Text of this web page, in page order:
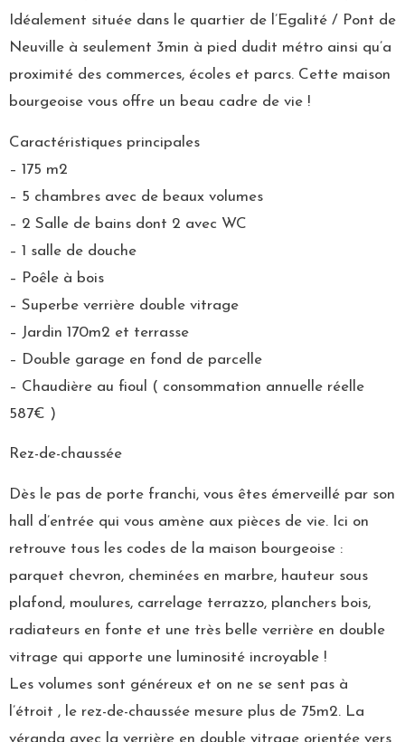
Idéalement située dans le quartier de l’Egalité / Pont de
Neuville à seulement 3min à pied dudit métro ainsi qu’a
proximité des commerces, écoles et parcs. Cette maison
bourgeoise vous offre un beau cadre de vie !
Caractéristiques principales
– 175 m2
– 5 chambres avec de beaux volumes
– 2 Salle de bains dont 2 avec WC
– 1 salle de douche
– Poêle à bois
– Superbe verrière double vitrage
– Jardin 170m2 et terrasse
– Double garage en fond de parcelle
– Chaudière au fioul ( consommation annuelle réelle
587€ )
Rez-de-chaussée
Dès le pas de porte franchi, vous êtes émerveillé par son
hall d’entrée qui vous amène aux pièces de vie. Ici on
retrouve tous les codes de la maison bourgeoise :
parquet chevron, cheminées en marbre, hauteur sous
plafond, moulures, carrelage terrazzo, planchers bois,
radiateurs en fonte et une très belle verrière en double
vitrage qui apporte une luminosité incroyable !
Les volumes sont généreux et on ne se sent pas à
l’étroit , le rez-de-chaussée mesure plus de 75m2. La
véranda avec la verrière en double vitrage orientée vers